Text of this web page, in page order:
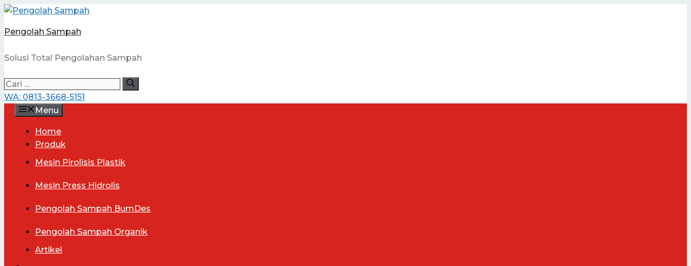
Langsung
isi
Pengolah Sampah
Solusi Total Pengolahan Sampah
Cari
untuk:
WA: 0813-3668-5151
Menu
Home
Produk
Mesin Pirolisis Plastik
Mesin Press Hidrolis
Pengolah Sampah BumDes
Pengolah Sampah Organik
Artikel